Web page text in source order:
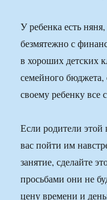
У ребенка есть
безмятежно с
в хороших детских
семейного бюджета,
своему ребенку все
Если родители этой
вас пойти им
занятие, сделайте
просьбами они не
цену времени и